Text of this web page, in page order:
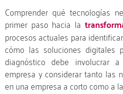
Comprender qué tecnologías
primer paso hacia la
procesos actuales para
cómo las soluciones digitales
diagnóstico debe involucrar
empresa y considerar tanto las
en una empresa a corto como a